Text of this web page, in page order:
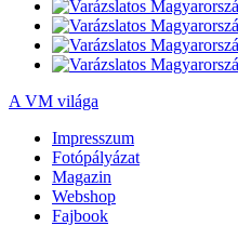
A VM világa
Impresszum
Fotópályázat
Magazin
Webshop
Fajbook